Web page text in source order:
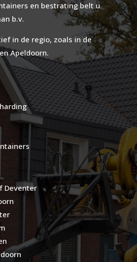
en bestrating belt u
b.v.
in de regio, zoals in de
Apeldoorn.
Deventer